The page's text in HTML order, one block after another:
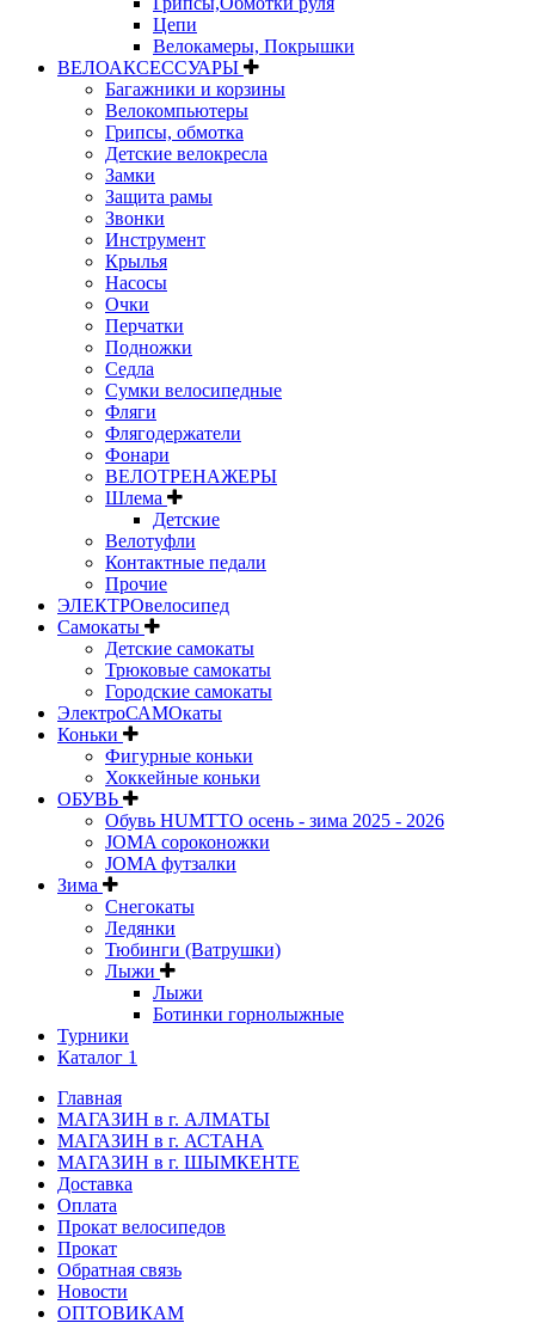
Цепи
Велокамеры, Покрышки
ВЕЛОАКСЕССУАРЫ
Багажники и корзины
Велокомпьютеры
Грипсы, обмотка
Детские велокресла
Замки
Защита рамы
Звонки
Инструмент
Крылья
Насосы
Очки
Перчатки
Подножки
Седла
Сумки велосипедные
Фляги
Флягодержатели
Фонари
ВЕЛОТРЕНАЖЕРЫ
Шлема
Детские
Велотуфли
Контактные педали
Прочие
ЭЛЕКТРОвелосипед
Самокаты
Детские самокаты
Трюковые самокаты
Городские самокаты
ЭлектроСАМОкаты
Коньки
Фигурные коньки
Хоккейные коньки
ОБУВЬ
Обувь HUMTTO осень - зима 2025 - 2026
JOMA сороконожки
JOMA футзалки
Зима
Снегокаты
Ледянки
Тюбинги (Ватрушки)
Лыжи
Лыжи
Ботинки горнолыжные
Турники
Каталог 1
Главная
МАГАЗИН в г. АЛМАТЫ
МАГАЗИН в г. АСТАНА
МАГАЗИН в г. ШЫМКЕНТЕ
Доставка
Оплата
Прокат велосипедов
Прокат
Обратная связь
Новости
ОПТОВИКАМ